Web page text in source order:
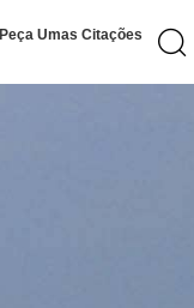
Peça Umas Citações